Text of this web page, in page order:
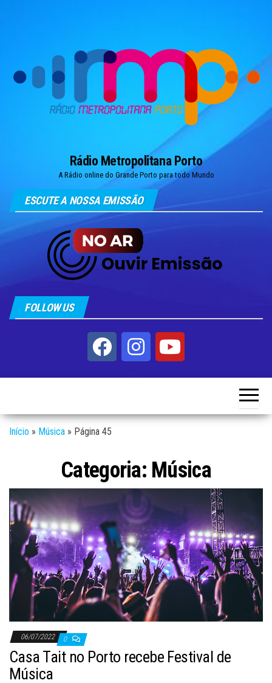
Rádio Metropolitana Porto
A Rádio online do Grande Porto para todo Mundo
ESCUTE A NOSSA EMISSÃO
FOLLOW US
Início » Música » Página 45
Categoria: Música
06/07/2022 0
Casa Tait no Porto recebe Festival de
Música